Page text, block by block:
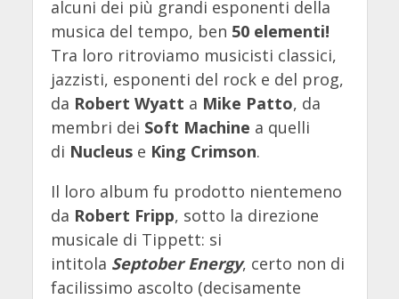
alcuni dei più grandi esponenti della
musica del tempo, ben 50 elementi!
Tra loro ritroviamo musicisti classici,
jazzisti, esponenti del rock e del prog,
da Robert Wyatt a Mike Patto, da
membri dei Soft Machine a quelli
di Nucleus e King Crimson.
Il loro album fu prodotto nientemeno
da Robert Fripp, sotto la direzione
musicale di Tippett: si
intitola Septober Energy, certo non di
facilissimo ascolto (decisamente